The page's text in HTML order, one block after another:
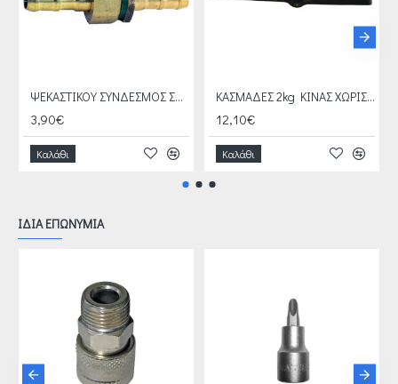
ΨΕΚΑΣΤΙΚΟΥ ΣΥΝΔΕΣΜΟΣ ΣΩΛΗΝΩΝ Φ8,5ΜΜ ΠΕΤΑΛΟΥΔΑ
3,90€
Καλάθι
ΚΑΣΜΑΔΕΣ 2kg KΙΝΑΣ ΧΩΡΙΣ ΣΤΕΙΛΙΑΡΙ
12,10€
Καλάθι
ΙΔΙΑ ΕΠΩΝΥΜΙΑ